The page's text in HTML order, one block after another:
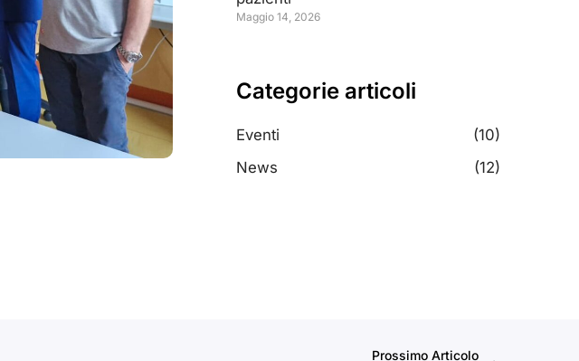
Maggio 14, 2026
Categorie articoli
Eventi
(10)
News
(12)
Prossimo Articolo